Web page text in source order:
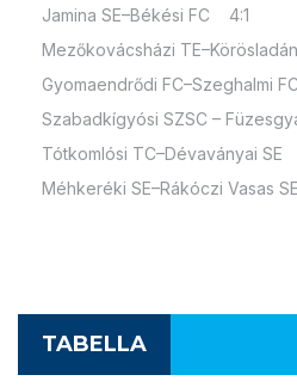
Jamina SE–Békési FC 4:1
Mezőkovácsházi
Gyomaendrődi FC–Szeghalmi
Szabadkígyósi SZSC –
Tótkomlósi TC–Dévaványai SE
Méhkeréki SE–Rákóczi Vasas
TABELLA